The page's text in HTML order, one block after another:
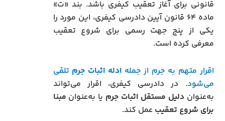
قانونی برای آغاز تعقیب کیفری باشد. بند «ت»
ماده ۶۴ قانون آیین دادرسی کیفری، این مورد را
یکی از پنج جهت رسمی برای شروع تعقیب
معرفی کرده است.
اقرار متهم به جرم از جمله ادله اثبات جرم تلقی
می‌شود. در دادرسی کیفری، اقرار می‌تواند
به‌عنواندلیل مستقل اثبات جرم یا به‌عنوان مبنا
برای شروع تعقیب عمل کند.